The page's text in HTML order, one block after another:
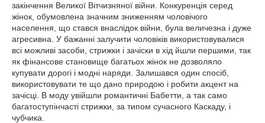
закінчення Великої Вітчизняної війни. Конкуренція серед
жінок, обумовлена значним зниженням чоловічого
населення, що стався внаслідок війни, була величезна і дуже
агресивна. У бажанні залучити чоловіків використовувалися
всі можливі засоби, стрижки і зачіски в хід йшли першими, так
як фінансове становище багатьох жінок не дозволяло
купувати дорогі і модні наряди. Залишався один спосіб,
використовувати те що дано природою і робити акцент на
зачісці. В моду увійшли романтичні Бабетти, а так само
багатоступінчасті стрижки, за типом сучасного Каскаду, і
чубчика.